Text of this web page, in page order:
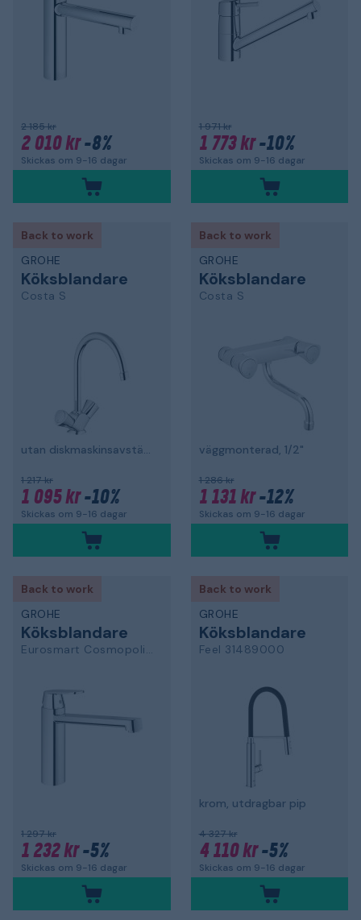
2 185 kr
2 010 kr-8%
Skickas om 9-16 dagar
1 971 kr
1 773 kr-10%
Skickas om 9-16 dagar
Back to work
GROHE
Köksblandare
Costa S
utan diskmaskinsavstängning
1 217 kr
1 095 kr-10%
Skickas om 9-16 dagar
Back to work
GROHE
Köksblandare
Costa S
väggmonterad, 1/2"
1 286 kr
1 131 kr-12%
Skickas om 9-16 dagar
Back to work
GROHE
Köksblandare
Eurosmart Cosmopolitan
1 297 kr
1 232 kr-5%
Skickas om 9-16 dagar
Back to work
GROHE
Köksblandare
Feel 31489000
krom, utdragbar pip
4 327 kr
4 110 kr-5%
Skickas om 9-16 dagar